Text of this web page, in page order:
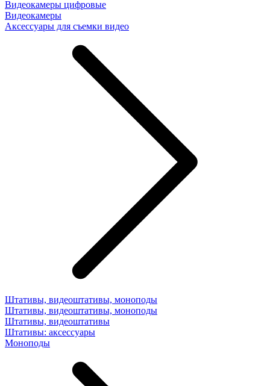
Видеокамеры цифровые
Видеокамеры
Аксессуары для съемки видео
Штативы, видеоштативы, моноподы
Штативы, видеоштативы, моноподы
Штативы, видеоштативы
Штативы: аксессуары
Моноподы